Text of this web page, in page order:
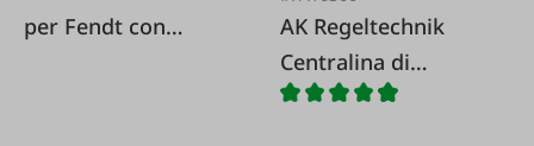
per Fendt con
AK Regeltechnik
Centralina di
controllo aggiuntiva